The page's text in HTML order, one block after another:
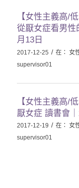
【女性主義高/
從厭女症看男性
月13日
2017-12-25 / 在： 女
supervisor01
【女性主義高/
厭女症 讀書會
2017-12-19 / 在： 女
supervisor01